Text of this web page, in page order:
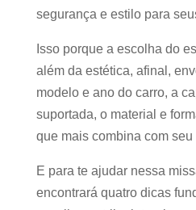
segurança e estilo para
Isso porque a escolha do
além da estética, afinal,
modelo e ano do carro, a
suportada, o material e
que mais combina com seu
E para te ajudar nessa
encontrará quatro dicas